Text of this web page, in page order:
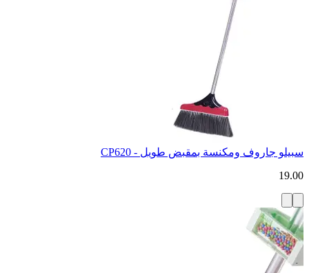
سبيلو جاروف ومكنسة بمقبض طويل - CP620
19.00